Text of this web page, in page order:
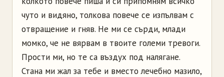
чуто и видяно, толкова повече се изпълвам с
отвращение и гняв. Не ми се сърди, млади
момко, че не вярвам в твоите големи тревоги.
Прости ми, но те са въздух под налягане.
Стана ми жал за тебе и вместо лечебно мазило,